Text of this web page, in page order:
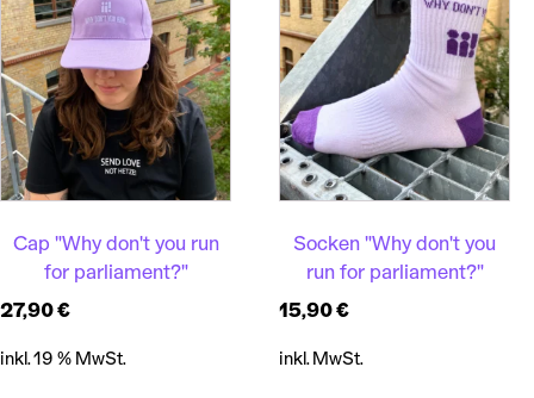
Cap "Why don't you run
for parliament?"
27,90€
inkl. 19 % MwSt.
Socken "Why don't you
run for parliament?"
15,90€
inkl. MwSt.
Produkt
weist
mehrere
Varianten
auf.
Die
Optionen
auf
der
Produktseite
gewählt
werden